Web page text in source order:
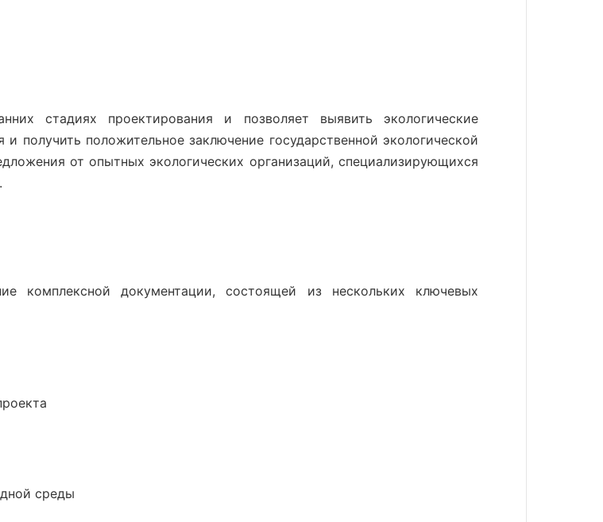
стадиях проектирования и позволяет выявить экологические
получить положительное заключение государственной экологической
от опытных экологических организаций, специализирующихся
комплексной документации, состоящей из нескольких ключевых
среды